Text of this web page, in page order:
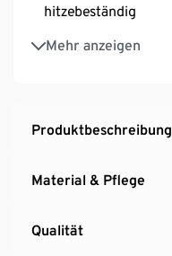
hitzebeständig
Mehr anzeigen
Länge ca. 23 cm
Produktbeschreibung
Material & Pflege
Qualität